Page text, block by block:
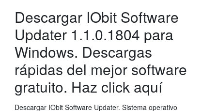
Descargar IObit Software
Updater 1.1.0.1804 para
Windows. Descargas
rápidas del mejor software
gratuito. Haz click aquí
Descargar IObit Software Updater. Sistema operativo